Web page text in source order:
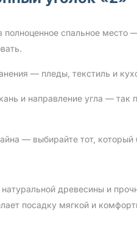
спальное место
— пледы, текстиль и
и направление угла — так
— выбирайте тот,
древесины и
посадку мягкой и